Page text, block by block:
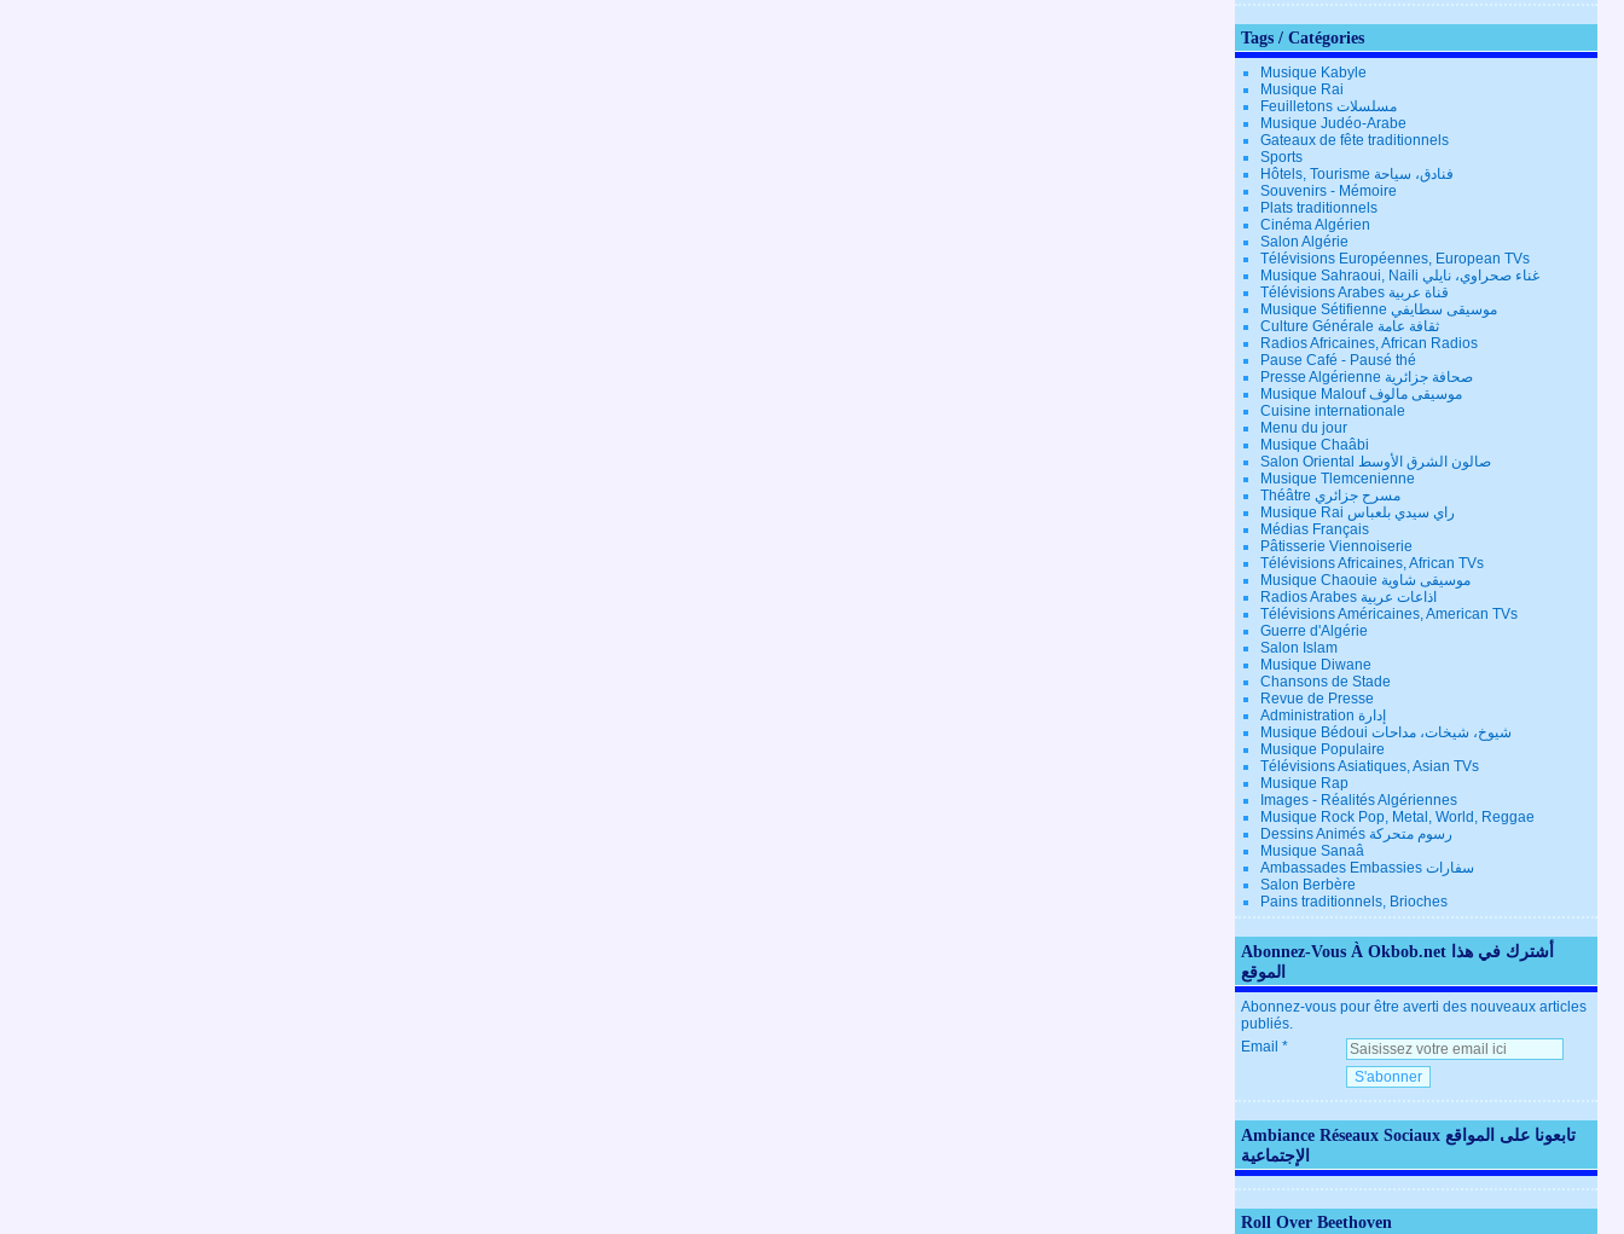
Tags / Catégories
Musique Kabyle
Musique Rai
Feuilletons مسلسلات
Musique Judéo-Arabe
Gateaux de fête traditionnels
Sports
Hôtels, Tourisme فنادق، سياحة
Souvenirs - Mémoire
Plats traditionnels
Cinéma Algérien
Salon Algérie
Télévisions Européennes, European TVs
Musique Sahraoui, Naili غناء صحراوي، نايلي
Télévisions Arabes قناة عربية
Musique Sétifienne موسيقى سطايفي
Culture Générale ثقافة عامة
Radios Africaines, African Radios
Pause Café - Pausé thé
Presse Algérienne صحافة جزائرية
Musique Malouf موسيقى مالوف
Cuisine internationale
Menu du jour
Musique Chaâbi
Salon Oriental صالون الشرق الأوسط
Musique Tlemcenienne
Théâtre مسرح جزائري
Musique Rai راي سيدي بلعباس
Médias Français
Pâtisserie Viennoiserie
Télévisions Africaines, African TVs
Musique Chaouie موسيقى شاوية
Radios Arabes اذاعات عربية
Télévisions Américaines, American TVs
Guerre d'Algérie
Salon Islam
Musique Diwane
Chansons de Stade
Revue de Presse
Administration إدارة
Musique Bédoui شيوخ، شيخات، مداحات
Musique Populaire
Télévisions Asiatiques, Asian TVs
Musique Rap
Images - Réalités Algériennes
Musique Rock Pop, Metal, World, Reggae
Dessins Animés رسوم متحركة
Musique Sanaâ
Ambassades Embassies سفارات
Salon Berbère
Pains traditionnels, Brioches
Abonnez-Vous À Okbob.net أشترك في هذا
الموقع
Abonnez-vous pour être averti des nouveaux articles
publiés.
Email
Ambiance Réseaux Sociaux تابعونا على المواقع
الإجتماعية
Roll Over Beethoven